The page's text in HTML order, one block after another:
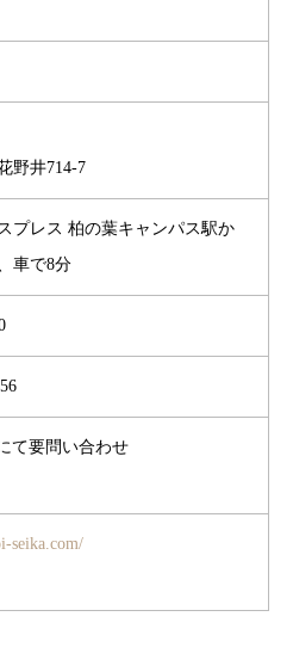
野井714-7
プレス 柏の葉キャンパス駅か
車で8分
て要問い合わせ
seika.com/